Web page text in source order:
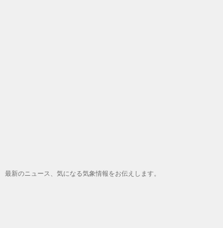
最新のニュース、気になる気象情報をお伝えします。